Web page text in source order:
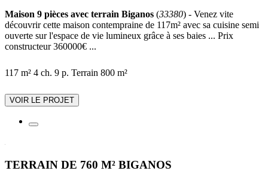
Maison 9 pièces avec terrain Biganos (33380) - Venez vite
découvrir cette maison contempraine de 117m² avec sa cuisine semi
ouverte sur l'espace de vie lumineux grâce à ses baies ... Prix
constructeur 360000€ ...
117 m² 4 ch. 9 p. Terrain 800 m²
VOIR LE PROJET
TERRAIN DE 760 M² BIGANOS